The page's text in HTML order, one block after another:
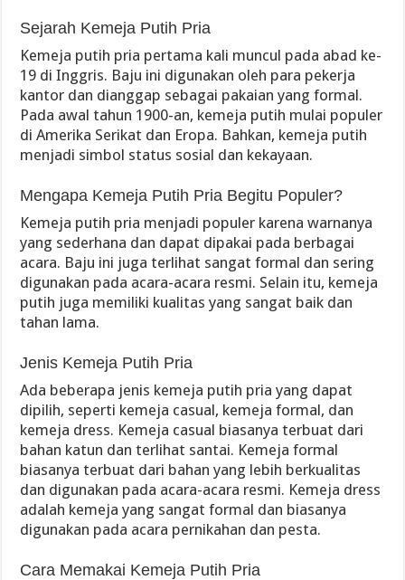
Sejarah Kemeja Putih Pria
Kemeja putih pria pertama kali muncul pada abad ke-
19 di Inggris. Baju ini digunakan oleh para pekerja
kantor dan dianggap sebagai pakaian yang formal.
Pada awal tahun 1900-an, kemeja putih mulai populer
di Amerika Serikat dan Eropa. Bahkan, kemeja putih
menjadi simbol status sosial dan kekayaan.
Mengapa Kemeja Putih Pria Begitu Populer?
Kemeja putih pria menjadi populer karena warnanya
yang sederhana dan dapat dipakai pada berbagai
acara. Baju ini juga terlihat sangat formal dan sering
digunakan pada acara-acara resmi. Selain itu, kemeja
putih juga memiliki kualitas yang sangat baik dan
tahan lama.
Jenis Kemeja Putih Pria
Ada beberapa jenis kemeja putih pria yang dapat
dipilih, seperti kemeja casual, kemeja formal, dan
kemeja dress. Kemeja casual biasanya terbuat dari
bahan katun dan terlihat santai. Kemeja formal
biasanya terbuat dari bahan yang lebih berkualitas
dan digunakan pada acara-acara resmi. Kemeja dress
adalah kemeja yang sangat formal dan biasanya
digunakan pada acara pernikahan dan pesta.
Cara Memakai Kemeja Putih Pria